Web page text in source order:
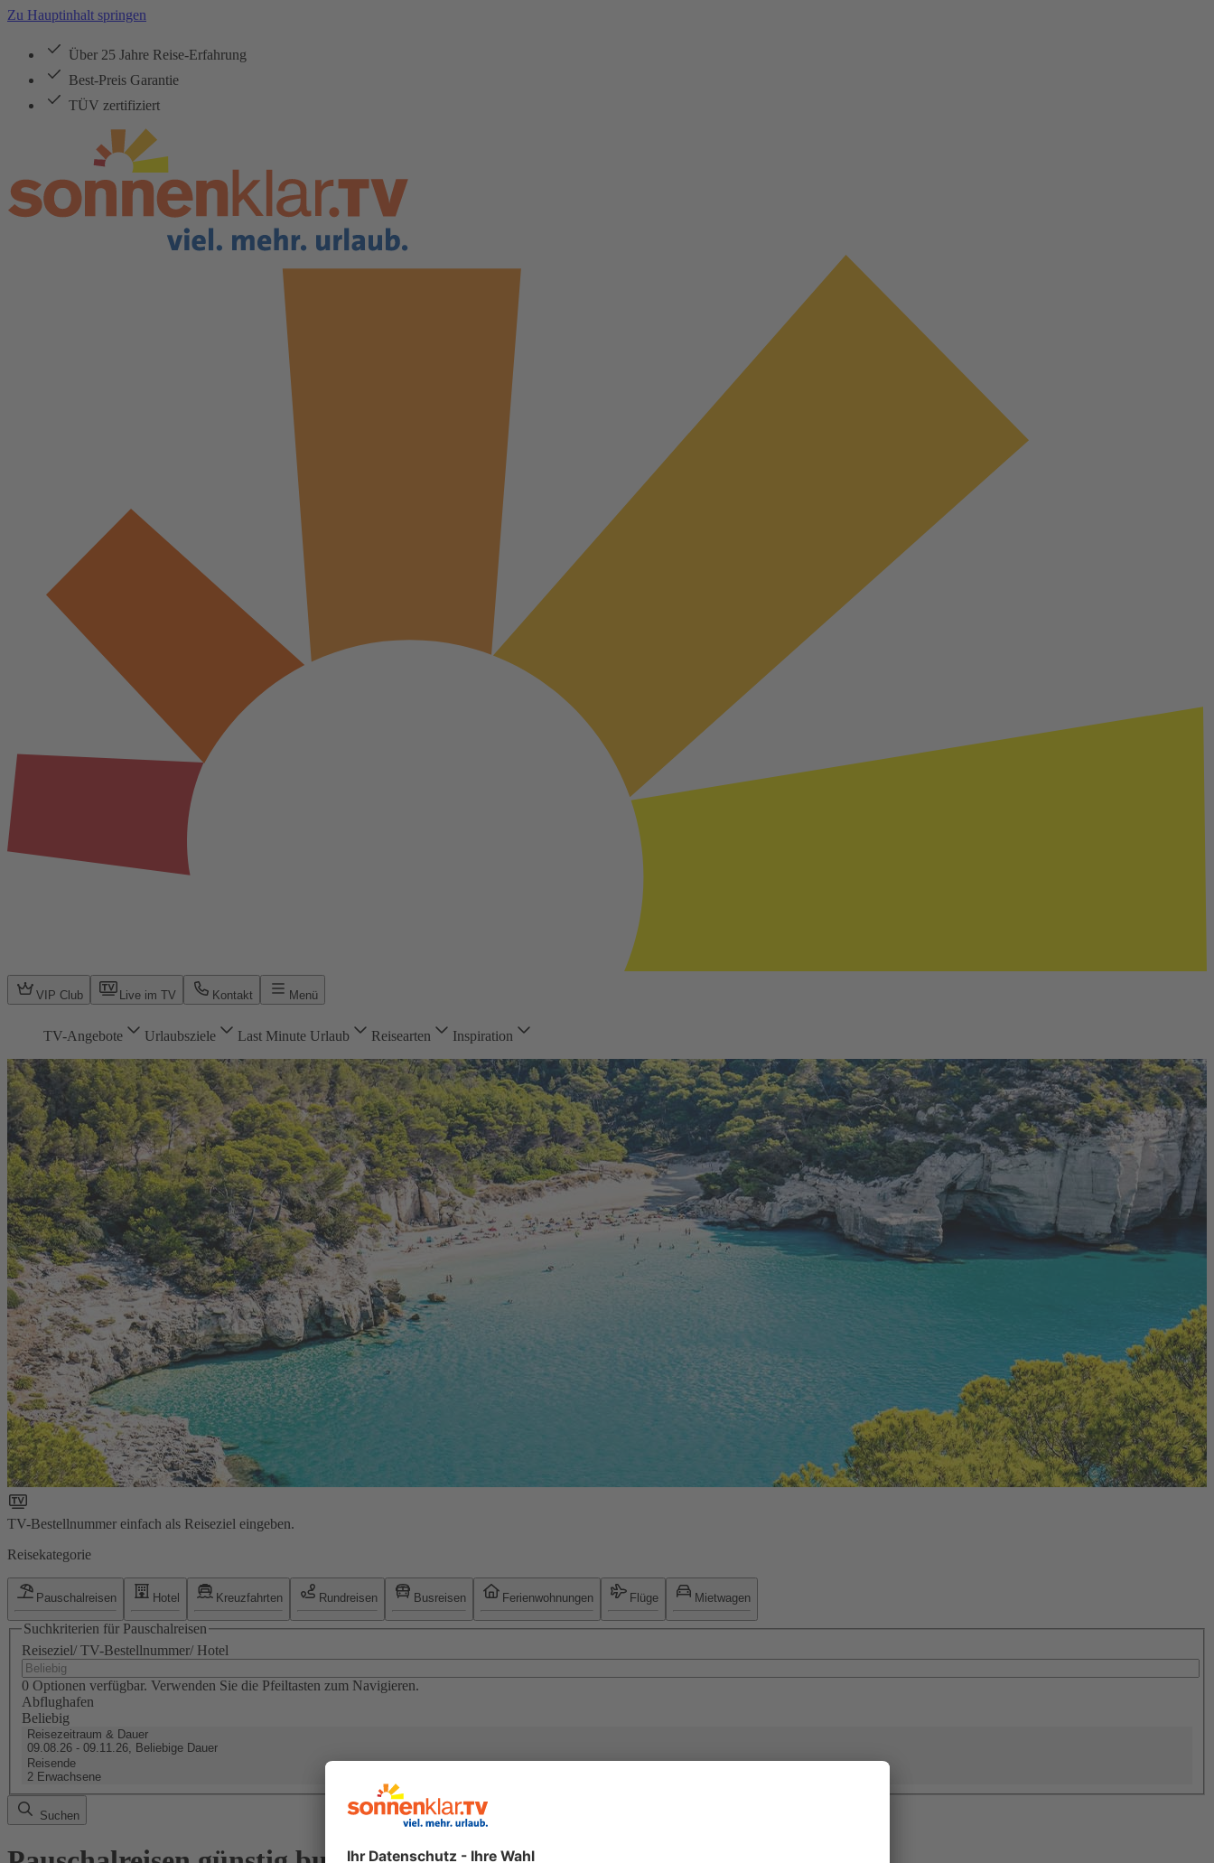
Zu Hauptinhalt springen
Über 25 Jahre Reise-Erfahrung
Best-Preis Garantie
TÜV zertifiziert
VIP Club Live im TV Kontakt Menü
TV-Angebote Urlaubsziele Last Minute Urlaub Reisearten Inspiration
TV-Bestellnummer einfach als Reiseziel eingeben.
Reisekategorie
Pauschalreisen Hotel Kreuzfahrten Rundreisen Busreisen Ferienwohnungen Flüge Mietwagen
Suchkriterien für Pauschalreisen
Reiseziel/ TV-Bestellnummer/ Hotel
0 Optionen verfügbar. Verwenden Sie die Pfeiltasten zum Navigieren.
Abflughafen
Beliebig
Reisezeitraum & Dauer
09.08.26 - 09.11.26, Beliebige Dauer
Reisende
2 Erwachsene
Suchen